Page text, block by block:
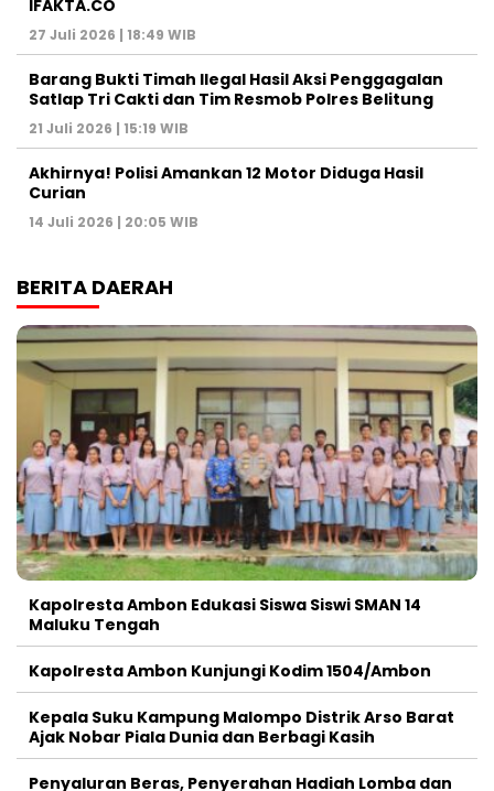
IFAKTA.CO
27 Juli 2026 | 18:49 WIB
Barang Bukti Timah Ilegal Hasil Aksi Penggagalan
Satlap Tri Cakti dan Tim Resmob Polres Belitung
21 Juli 2026 | 15:19 WIB
Akhirnya! Polisi Amankan 12 Motor Diduga Hasil
Curian
14 Juli 2026 | 20:05 WIB
BERITA DAERAH
Kapolresta Ambon Edukasi Siswa Siswi SMAN 14
Maluku Tengah
Kapolresta Ambon Kunjungi Kodim 1504/Ambon
Kepala Suku Kampung Malompo Distrik Arso Barat
Ajak Nobar Piala Dunia dan Berbagi Kasih
Penyaluran Beras, Penyerahan Hadiah Lomba dan